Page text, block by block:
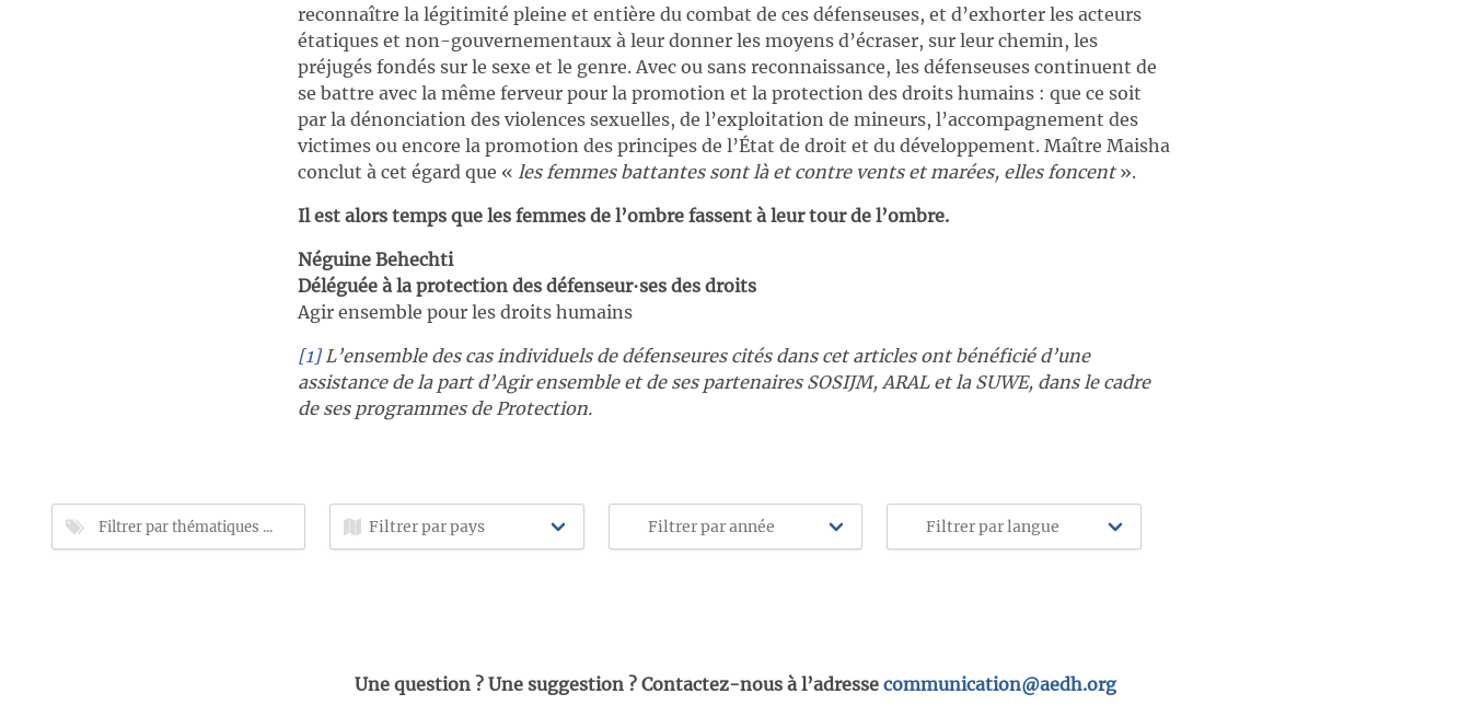
reconnaître la légitimité pleine et entière du combat de ces défenseuses, et d’exhorter les acteurs
étatiques et non-gouvernementaux à leur donner les moyens d’écraser, sur leur chemin, les
préjugés fondés sur le sexe et le genre. Avec ou sans reconnaissance, les défenseuses continuent de
se battre avec la même ferveur pour la promotion et la protection des droits humains : que ce soit
par la dénonciation des violences sexuelles, de l’exploitation de mineurs, l’accompagnement des
victimes ou encore la promotion des principes de l’État de droit et du développement. Maître Maisha
conclut à cet égard que « les femmes battantes sont là et contre vents et marées, elles foncent».
Il est alors temps que les femmes de l’ombre fassent à leur tour de l’ombre.
Néguine Behechti
Déléguée à la protection des défenseur∙ses des droits
Agir ensemble pour les droits humains
[1] L’ensemble des cas individuels de défenseures cités dans cet articles ont bénéficié d’une
assistance de la part d’Agir ensemble et de ses partenaires SOSIJM, ARAL et la SUWE, dans le cadre
de ses programmes de Protection.
Une question ? Une suggestion ? Contactez-nous à l’adresse communication@aedh.org